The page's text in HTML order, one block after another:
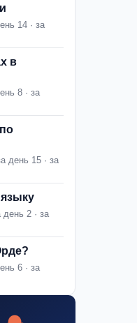
14 · за
в
8 · за
день 15 · за
день 2 · за
6 · за